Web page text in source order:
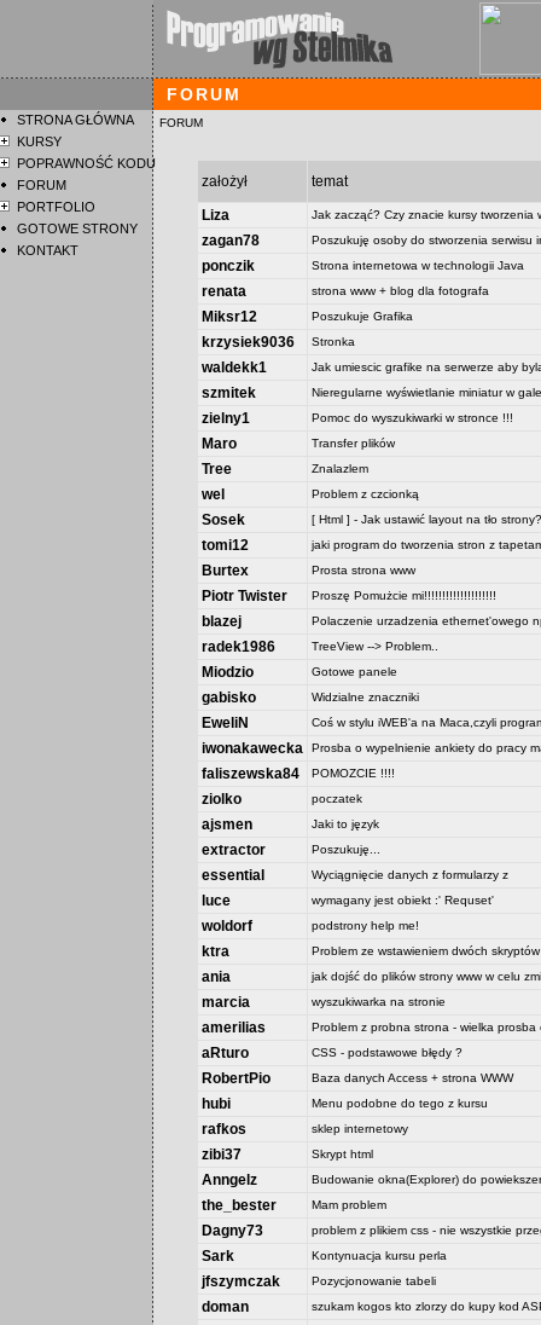
FORUM
FORUM
założył
temat
Liza
Jak zacząć? Czy znacie kursy tworzenia
zagan78 Poszukuję osoby do stworzenia serwisu
ponczik Strona internetowa w technologii Java
renata strona www + blog dla fotografa
Miksr12 Poszukuje Grafika
krzysiek9036 Stronka
waldekk1 Jak umiescic grafike na serwerze aby
szmitek Nieregularne wyświetlanie miniatur w
zielny1 Pomoc do wyszukiwarki w stronce !!!
Maro Transfer plików
Tree Znalazlem
wel Problem z czcionką
Sosek [ Html ] - Jak ustawić layout na tło strony?
tomi12 jaki program do tworzenia stron z
Burtex Prosta strona www
Piotr Twister Proszę Pomużcie mi!!!!!!!!!!!!!!!!!!!!
blazej Polaczenie urzadzenia ethernet'owego
radek1986 TreeView --> Problem..
Miodzio Gotowe panele
gabisko Widzialne znaczniki
EweliN Coś w stylu iWEB'a na Maca,czyli
iwonakawecka Prosba o wypelnienie ankiety do pracy
faliszewska84 POMOZCIE !!!!
ziolko poczatek
ajsmen Jaki to język
extractor Poszukuję...
essential Wyciągnięcie danych z formularzy z
luce wymagany jest obiekt :' Requset'
woldorf podstrony help me!
ktra Problem ze wstawieniem dwóch skryptów
ania jak dojść do plików strony www w celu
marcia wyszukiwarka na stronie
amerilias Problem z probna strona - wielka prosba
aRturo CSS - podstawowe błędy ?
RobertPio Baza danych Access + strona WWW
hubi Menu podobne do tego z kursu
rafkos sklep internetowy
zibi37 Skrypt html
Anngelz Budowanie okna(Explorer) do
the_bester Mam problem
Dagny73 problem z plikiem css - nie wszystkie
Sark Kontynuacja kursu perla
jfszymczak Pozycjonowanie tabeli
doman szukam kogos kto zlorzy do kupy kod
STRONA GŁÓWNA
KURSY
POPRAWNOŚĆ KODU
FORUM
PORTFOLIO
GOTOWE STRONY
KONTAKT